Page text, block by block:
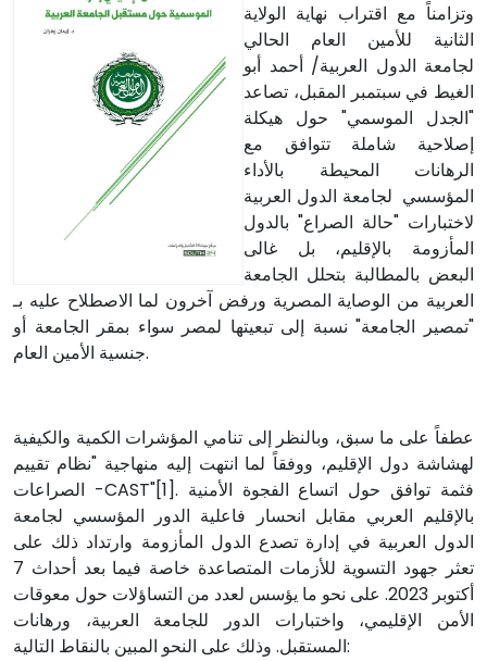
وتزامناً مع اقتراب نهاية الولاية
الثانية للأمين العام الحالي
لجامعة الدول العربية/ أحمد أبو
الغيط في سبتمبر المقبل، تصاعد
"الجدل الموسمي" حول هيكلة
إصلاحية شاملة تتوافق مع
الرهانات المحيطة بالأداء
المؤسسي لجامعة الدول العربية
لاختبارات "حالة الصراع" بالدول
المأزومة بالإقليم، بل غالى
البعض بالمطالبة بتحلل الجامعة
العربية من الوصاية المصرية ورفض آخرون لما الاصطلاح عليه بـ
"تمصير الجامعة" نسبة إلى تبعيتها لمصر سواء بمقر الجامعة أو
جنسية الأمين العام.
عطفاً على ما سبق، وبالنظر إلى تنامي المؤشرات الكمية والكيفية
لهشاشة دول الإقليم، ووفقاً لما انتهت إليه منهاجية "نظام تقييم
الصراعات -CAST"[1]. فثمة توافق حول اتساع الفجوة الأمنية
بالإقليم العربي مقابل انحسار فاعلية الدور المؤسسي لجامعة
الدول العربية في إدارة تصدع الدول المأزومة وارتداد ذلك على
تعثر جهود التسوية للأزمات المتصاعدة خاصة فيما بعد أحداث 7
أكتوبر 2023. على نحو ما يؤسس لعدد من التساؤلات حول معوقات
الأمن الإقليمي، واختبارات الدور للجامعة العربية، ورهانات
المستقبل. وذلك على النحو المبين بالنقاط التالية: